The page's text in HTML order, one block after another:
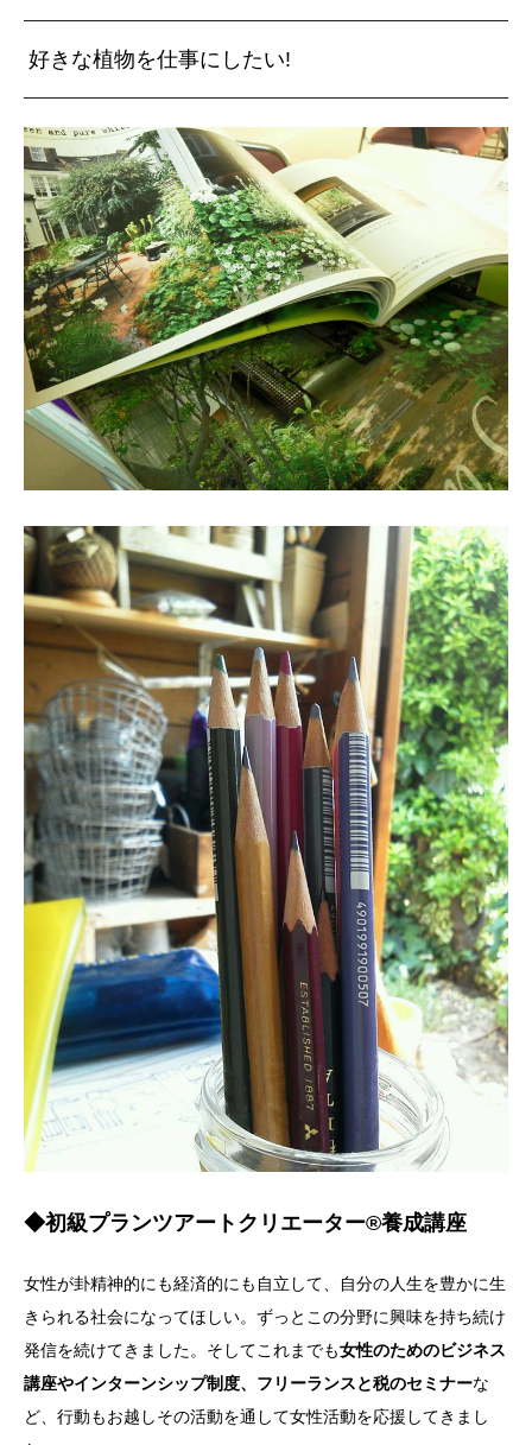
好きな植物を仕事にしたい!
◆初級プランツアートクリエーター®養成講座
女性が卦精神的にも経済的にも自立して、自分の人生を豊かに生
きられる社会になってほしい。ずっとこの分野に興味を持ち続け
発信を続けてきました。そしてこれまでも女性のためのビジネス
講座やインターンシップ制度、フリーランスと税のセミナーな
ど、行動もお越しその活動を通して女性活動を応援してきまし